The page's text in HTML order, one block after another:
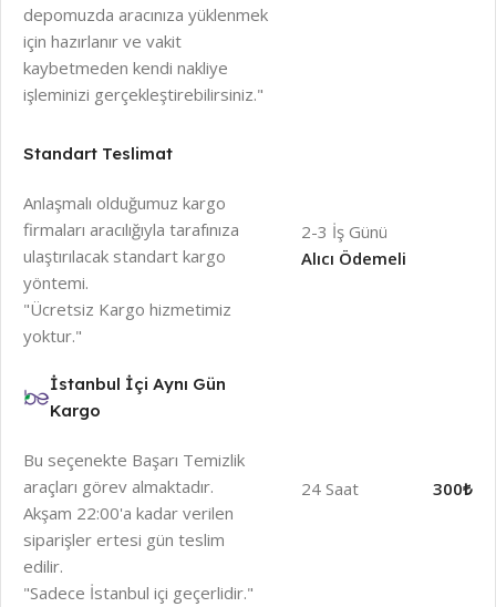
depomuzda aracınıza yüklenmek
için hazırlanır ve vakit
kaybetmeden kendi nakliye
işleminizi gerçekleştirebilirsiniz."
Standart Teslimat
Anlaşmalı olduğumuz kargo
firmaları aracılığıyla tarafınıza
ulaştırılacak standart kargo
yöntemi.
"Ücretsiz Kargo hizmetimiz
yoktur."
2-3 İş Günü
Alıcı Ödemeli
İstanbul İçi Aynı Gün
Kargo
Bu seçenekte Başarı Temizlik
araçları görev almaktadır.
Akşam 22:00'a kadar verilen
siparişler ertesi gün teslim
edilir.
"Sadece İstanbul içi geçerlidir."
24 Saat 300₺